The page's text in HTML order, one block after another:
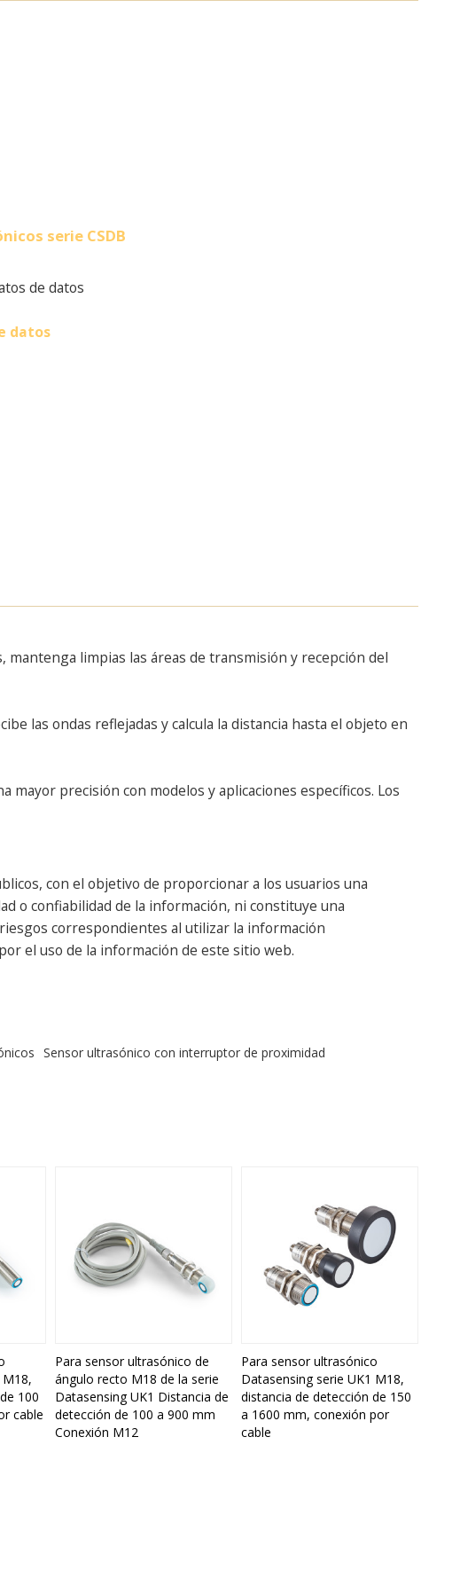
serie CSDB
de datos
datos
limpias las áreas de transmisión y recepción del
las ondas reflejadas y calcula la distancia hasta el objeto en
precisión con modelos y aplicaciones específicos. Los
con el objetivo de proporcionar a los usuarios una
o confiabilidad de la información, ni constituye una
correspondientes al utilizar la información
el uso de la información de este sitio web.
Sensor ultrasónico con interruptor de proximidad
100
cable
Para sensor ultrasónico de
ángulo recto M18 de la serie
Datasensing UK1 Distancia de
detección de 100 a 900 mm
Conexión M12
Para sensor ultrasónico
Datasensing serie UK1 M18,
distancia de detección de 150
a 1600 mm, conexión por
cable